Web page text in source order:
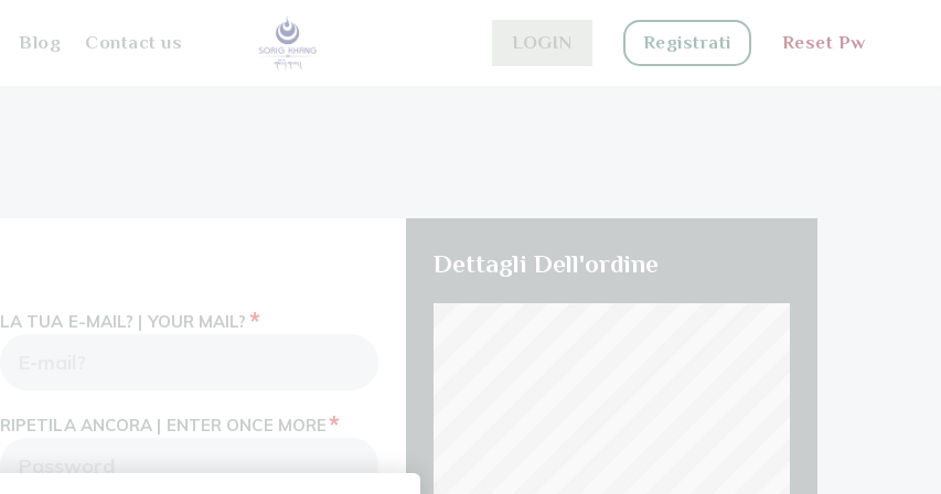
Blog Contact us LOGIN Registrati Reset Pw
LA TUA E-MAIL? | YOUR MAIL?*
RIPETILA ANCORA | ENTER ONCE MORE*
Dettagli Dell'ordine